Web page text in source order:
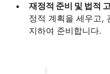
재정적 준비 및 법적
정적 계획을 세우고,
지하여 준비합니다.